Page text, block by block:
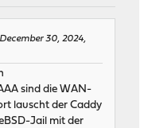
30, 2024,
sind die WAN-
lauscht der Caddy
Jail mit der